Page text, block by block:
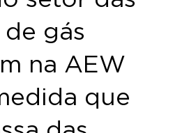
gás
na AEW
que
das